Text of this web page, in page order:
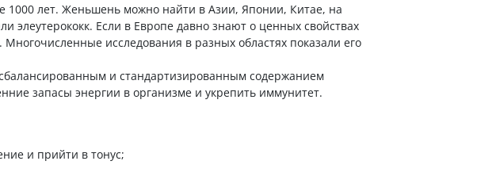
1000 лет. Женьшень можно найти в Азии, Японии, Китае, на
элеутерококк. Если в Европе давно знают о ценных свойствах
исследования в разных областях показали его
и стандартизированным содержанием
запасы энергии в организме и укрепить иммунитет.
и прийти в тонус;